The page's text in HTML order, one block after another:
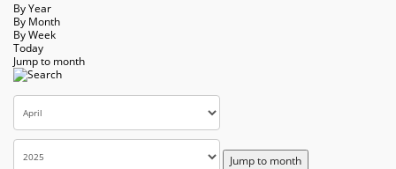
By Year
By Month
By Week
Today
Jump to month
Jump to month